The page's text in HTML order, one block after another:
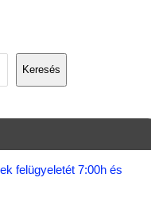
Keresés
felügyeletét 7:00h és